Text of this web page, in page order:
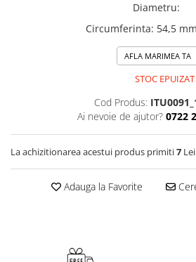
Diametru:
Circumferinta: 54,5
AFLA MARIMEA TA
STOC EPUIZAT
Cod Produs:
Ai nevoie de ajutor? 0722
La achizitionarea acestui produs primiti7
Adauga la Favorite